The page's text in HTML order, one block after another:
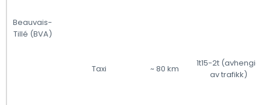
Beauvais-
Tillé (BVA)
Taxi ~ 80 km
1t15-2t (avhengig
av trafikk)